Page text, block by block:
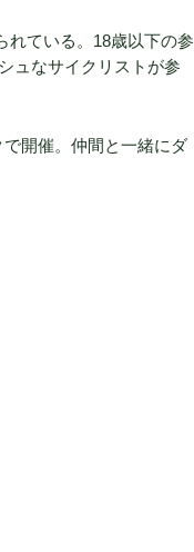
れている。18歳以下の参
ュなサイクリストが参
開催。仲間と一緒にダ